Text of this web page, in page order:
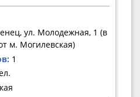
ул. Молодежная, 1 (в
м. Могилевская)
1